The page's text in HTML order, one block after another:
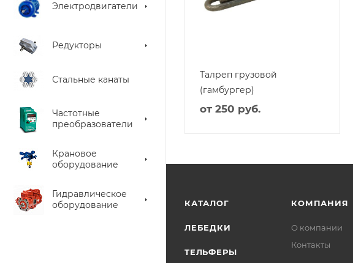
Электродвигатели
Редукторы
Стальные канаты
Частотные
преобразователи
Крановое
оборудование
Гидравлическое
оборудование
Талреп грузовой
(гамбургер)
от 250 руб.
КАТАЛОГ
ЛЕБЕДКИ
ТЕЛЬФЕРЫ
КОМПАНИЯ
О компании
Контакты